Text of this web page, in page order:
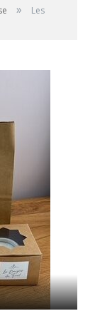
»
Les